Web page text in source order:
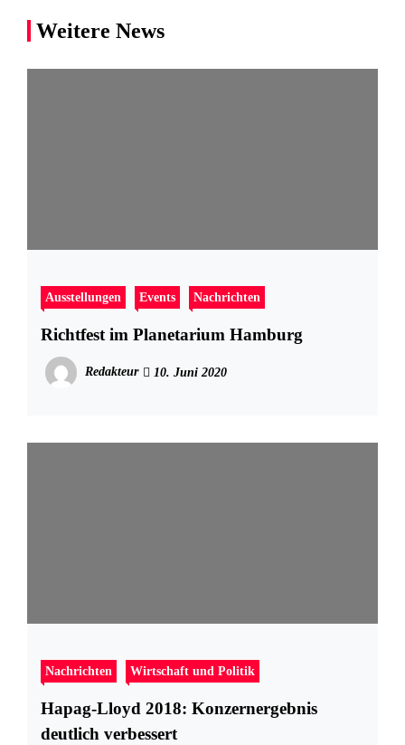
Weitere News
Ausstellungen Events Nachrichten
Richtfest im Planetarium Hamburg
Redakteur 10. Juni 2020
Nachrichten Wirtschaft und Politik
Hapag-Lloyd 2018: Konzernergebnis
deutlich verbessert